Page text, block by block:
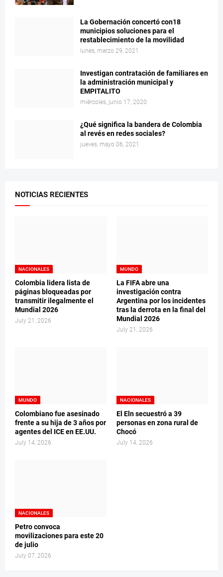
La Gobernación concertó con18
municipios soluciones para el
restablecimiento de la movilidad
lunes, marzo 29, 2021
Investigan contratación de familiares en
la administración municipal y
EMPITALITO
miércoles, junio 17, 2020
¿Qué significa la bandera de Colombia
al revés en redes sociales?
jueves, mayo 06, 2021
NOTICIAS RECIENTES
NACIONALES
Colombia lidera lista de
páginas bloqueadas por
transmitir ilegalmente el
Mundial 2026
July 21, 2026
MUNDO
La FIFA abre una
investigación contra
Argentina por los incidentes
tras la derrota en la final del
Mundial 2026
July 21, 2026
MUNDO
Colombiano fue asesinado
frente a su hija de 3 años por
agentes del ICE en EE.UU.
July 14, 2026
NACIONALES
El Eln secuestró a 39
personas en zona rural de
Chocó
July 14, 2026
NACIONALES
Petro convoca
movilizaciones para este 20
de julio
July 07, 2026